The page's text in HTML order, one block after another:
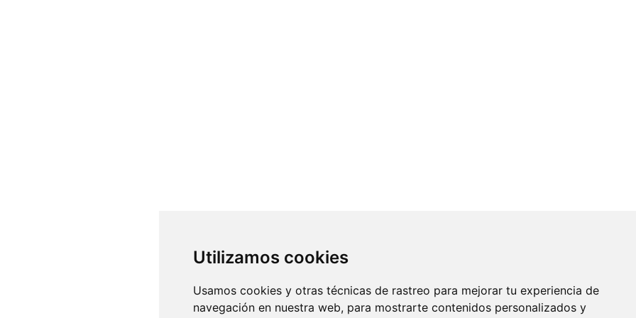
Utilizamos cookies
Usamos cookies y otras técnicas de rastreo para mejorar tu experiencia de
navegación en nuestra web, para mostrarte contenidos personalizados y